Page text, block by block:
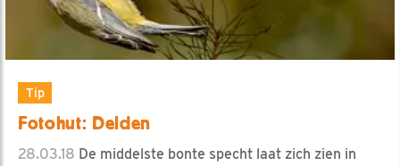
Tip
Fotohut: Delden
28.03.18 De middelste bonte specht laat zich zien in